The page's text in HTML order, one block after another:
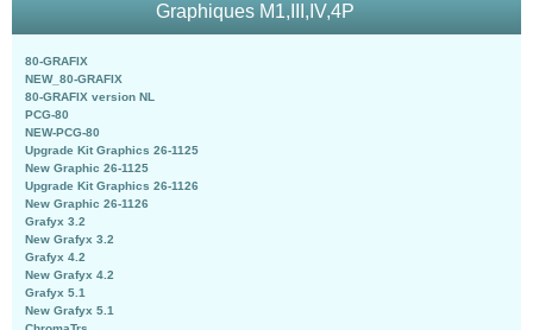
Graphiques M1,III,IV,4P
80-GRAFIX
NEW_80-GRAFIX
80-GRAFIX version NL
PCG-80
NEW-PCG-80
Upgrade Kit Graphics 26-1125
New Graphic 26-1125
Upgrade Kit Graphics 26-1126
New Graphic 26-1126
Grafyx 3.2
New Grafyx 3.2
Grafyx 4.2
New Grafyx 4.2
Grafyx 5.1
New Grafyx 5.1